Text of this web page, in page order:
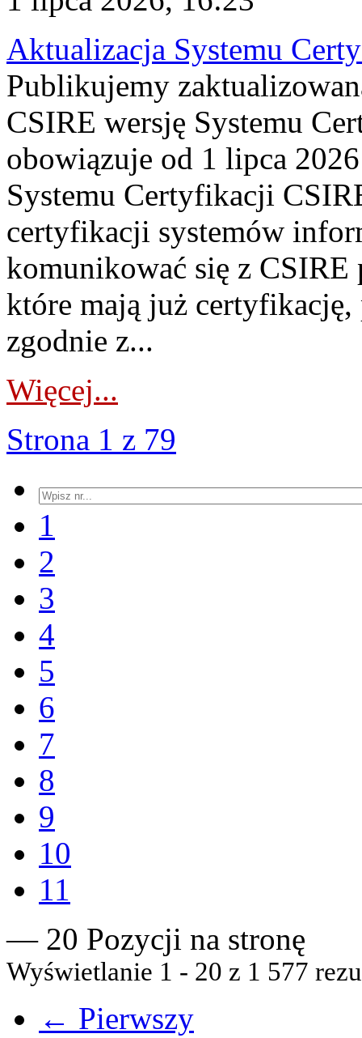
Aktualizacja Systemu
Publikujemy
CSIRE wersję Systemu
obowiązuje od 1 lipca
Systemu Certyfikacji
certyfikacji systemów
komunikować się z
które mają już
zgodnie z...
Więcej...
Strona 1 z 79
1
2
3
4
5
6
7
8
9
10
11
— 20 Pozycji na stronę
Wyświetlanie 1 - 20 z 1 577
← Pierwszy